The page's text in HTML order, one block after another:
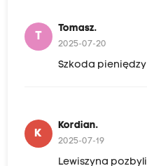
T
Tomasz.
2025-07-20
Szkoda
K
Kordian.
2025-07-19
Lewiszyna